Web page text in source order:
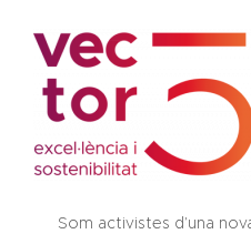
Som activistes d’una